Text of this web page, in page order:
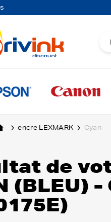
encre LEXMARK Cyan
de
(BLEU) -